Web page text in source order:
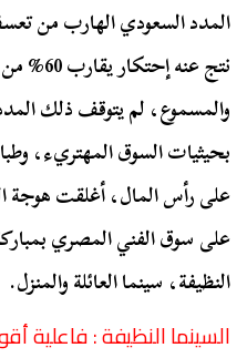
المدد السعودي الهارب من
نتج عنه
والمسموع، لم يتوقف ذلك
بحيثيات السوق المهتريء،
على رأس المال، أغلقت هوجة
على سوق الفني المصري
النظيفة، سينما العائلة والمنزل.
السينما النظيفة :